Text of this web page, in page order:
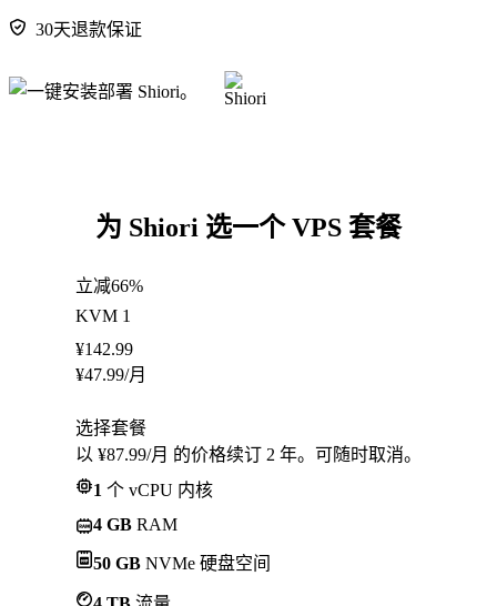
30天退款保证
为 Shiori 选一个 VPS 套餐
立减66%
KVM 1
¥142.99
¥47.99/月
选择套餐
以 ¥87.99/月 的价格续订 2 年。可随时取消。
1 个 vCPU 内核
4 GB RAM
50 GB NVMe 硬盘空间